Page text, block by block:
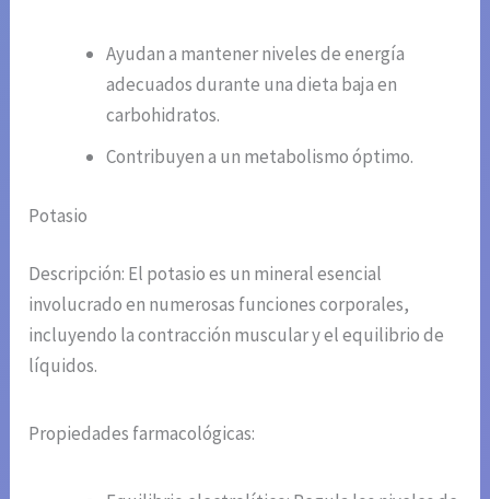
Ayudan a mantener niveles de energía
adecuados durante una dieta baja en
carbohidratos.
Contribuyen a un metabolismo óptimo.
Potasio
Descripción: El potasio es un mineral esencial
involucrado en numerosas funciones corporales,
incluyendo la contracción muscular y el equilibrio de
líquidos.
Propiedades farmacológicas: